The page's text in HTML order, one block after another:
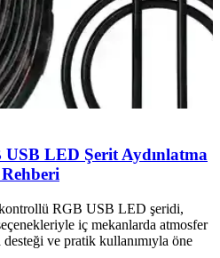
LED Şerit Aydınlatma
RGB USB LED şeridi,
iç mekanlarda atmosfer
ve pratik kullanımıyla öne